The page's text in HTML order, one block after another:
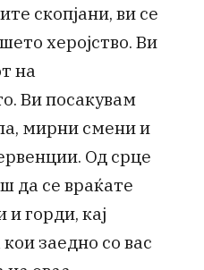
скопјани, ви се
херојство. Ви
на
Ви посакувам
мирни смени и
Од срце
да се враќате
горди, кај
заедно со вас